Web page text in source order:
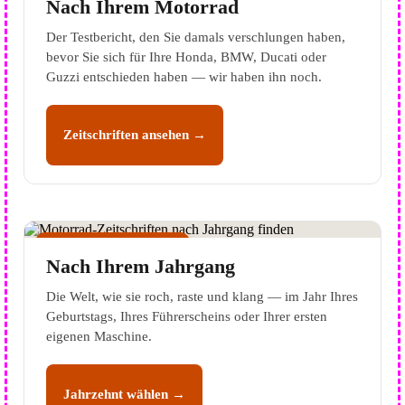
Nach Ihrem Motorrad
Der Testbericht, den Sie damals verschlungen haben,
bevor Sie sich für Ihre Honda, BMW, Ducati oder
Guzzi entschieden haben — wir haben ihn noch.
Zeitschriften ansehen →
Nach Ihrem Jahrgang
Die Welt, wie sie roch, raste und klang — im Jahr Ihres
Geburtstags, Ihres Führerscheins oder Ihrer ersten
eigenen Maschine.
Jahrzehnt wählen →